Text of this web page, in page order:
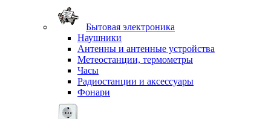
Бытовая электроника
Наушники
Антенны и антенные устройства
Метеостанции, термометры
Часы
Радиостанции и аксессуары
Фонари